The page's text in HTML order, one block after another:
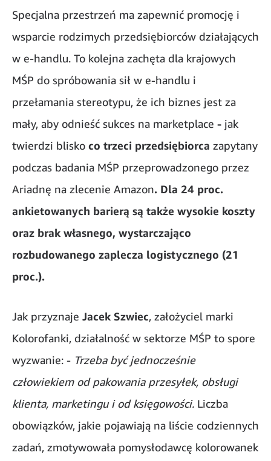
Specjalna przestrzeń ma zapewnić promocję i
wsparcie rodzimych przedsiębiorców działających
w e-handlu. To kolejna zachęta dla krajowych
MŚP do spróbowania sił w e-handlu i
przełamania stereotypu, że ich biznes jest za
mały, aby odnieść sukces na marketplace - jak
twierdzi blisko co trzeci przedsiębiorca zapytany
podczas badania MŚP przeprowadzonego przez
Ariadnę na zlecenie Amazon. Dla 24 proc.
ankietowanych barierą są także wysokie koszty
oraz brak własnego, wystarczająco
rozbudowanego zaplecza logistycznego (21
proc.).
Jak przyznaje Jacek Szwiec, założyciel marki
Kolorofanki, działalność w sektorze MŚP to spore
wyzwanie: - Trzeba być jednocześnie
człowiekiem od pakowania przesyłek, obsługi
klienta, marketingu i od księgowości. Liczba
obowiązków, jakie pojawiają na liście codziennych
zadań, zmotywowała pomysłodawcę kolorowanek